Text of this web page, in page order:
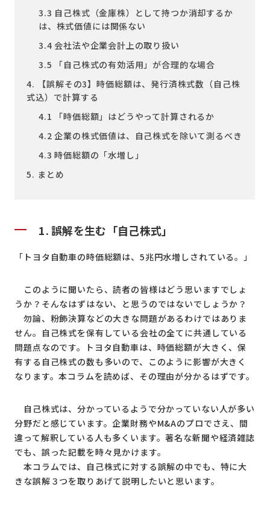
3.3 自己株式（金庫株）として持つか消却するか
は、株式価値には関係ない
3.4 会社法や企業会計上の取り扱い
3.5 「自己株式の有効活用」が合理的な場合
4. 【誤解その3】時価総額は、発行済株式数（自己株
式込）で計算する
4.1 「時価総額」はどうやって計算されるか
4.2 企業の株式価値は、自己株式を除いて測るべき
4.3 時価総額の「水増し」
5. まとめ
1.誤解を生む「自己株式」
「トヨタ自動車の時価総額は、5兆円水増しされている。」
このように聞いたら、読者の皆様はどう思いますでしょ
うか？そんなはずはない、と思うのではないでしょうか？
勿論、粉飾決算などの大きな問題があるわけではありま
せん。自己株式を保有している会社の全てに共通している
問題点なのです。トヨタ自動車は、時価総額が大きく、保
有する自己株式の数も多いので、このように影響が大きく
なります。本コラムを読めば、その理由が分かるはずです。
自己株式は、分かっているようで分かっていない人が多い
分野だと感じています。企業財務やM&Aのプロでさえ、間
違って解釈している人も多くいます。著名な新聞や経済雑誌
でも、誤った記載を時々見かけます。
本コラムでは、自己株式に対する誤解の中でも、特に大
きな誤解３つを取りあげて説明したいと思います。